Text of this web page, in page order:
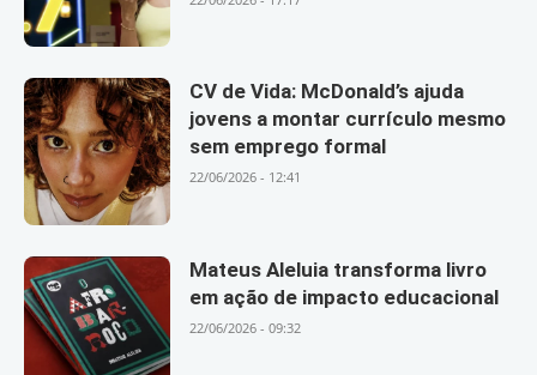
CV de Vida: McDonald’s ajuda
jovens a montar currículo mesmo
sem emprego formal
22/06/2026 - 12:41
Mateus Aleluia transforma livro
em ação de impacto educacional
22/06/2026 - 09:32